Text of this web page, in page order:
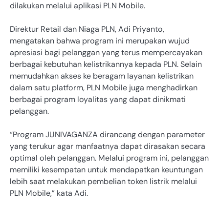
dilakukan melalui aplikasi PLN Mobile.
Direktur Retail dan Niaga PLN, Adi Priyanto,
mengatakan bahwa program ini merupakan wujud
apresiasi bagi pelanggan yang terus mempercayakan
berbagai kebutuhan kelistrikannya kepada PLN. Selain
memudahkan akses ke beragam layanan kelistrikan
dalam satu platform, PLN Mobile juga menghadirkan
berbagai program loyalitas yang dapat dinikmati
pelanggan.
“Program JUNIVAGANZA dirancang dengan parameter
yang terukur agar manfaatnya dapat dirasakan secara
optimal oleh pelanggan. Melalui program ini, pelanggan
memiliki kesempatan untuk mendapatkan keuntungan
lebih saat melakukan pembelian token listrik melalui
PLN Mobile,” kata Adi.